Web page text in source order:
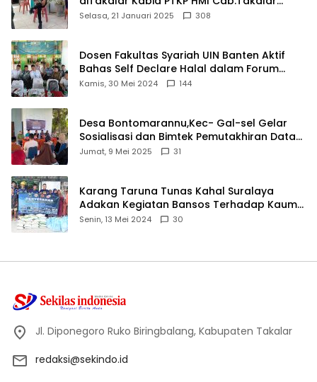
angkat bicara
Selasa, 21 Januari 2025 308
Dosen Fakultas Syariah UIN Banten Aktif
Bahas Self Declare Halal dalam Forum
Ijtima Ulama MUI
Kamis, 30 Mei 2024 144
Desa Bontomarannu,Kec- Gal-sel Gelar
Sosialisasi dan Bimtek Pemutakhiran Data
ID
Jumat, 9 Mei 2025 31
Karang Taruna Tunas Kahal Suralaya
Adakan Kegiatan Bansos Terhadap Kaum
Dhuafa dan Anak Yatim-Piatu
Senin, 13 Mei 2024 30
Jl. Diponegoro Ruko Biringbalang, Kabupaten Takalar
redaksi@sekindo.id